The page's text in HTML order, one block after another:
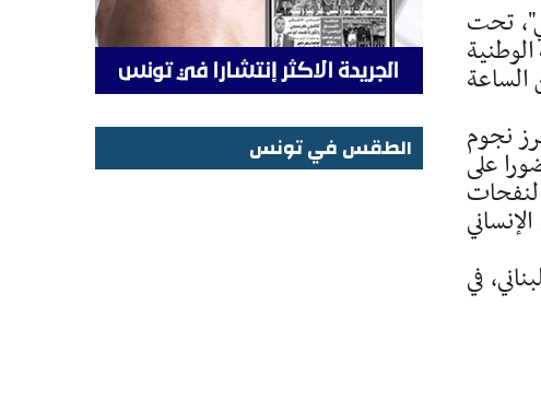
تحت
لـ 21 جوان 2026، بداية من الساعة
نجوم
على
في
الطقس في تونس